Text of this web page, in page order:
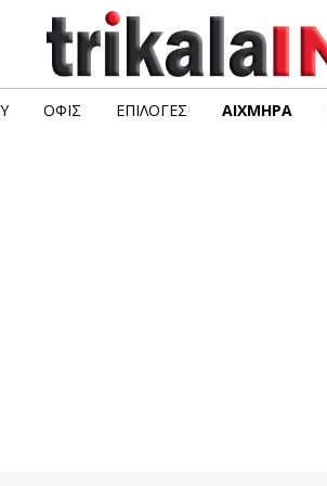
ΟΦΙΣ ΕΠΙΛΟΓΈΣ ΑΙΧΜΗΡΆ